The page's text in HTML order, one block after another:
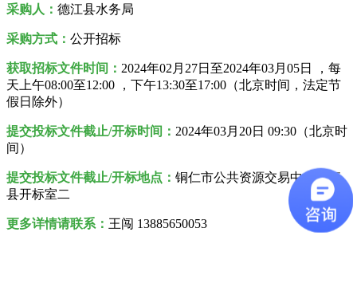
采购人 ： 德江县水务局
采购方式： 公开招标
获取招标文件时间： 2024年02月27日至2024年03月05日 ，每
天上午08:00至12:00 ，下午13:30至17:00（北京时间，法定节
假日除外）
提交投标文件截止/开标时间： 2024年03月20日 09:30（北京时
间）
提交投标文件截止/开标地点： 铜仁市公共资源交易中心德江
县开标室二
更多详情请联系： 王闯 13885650053